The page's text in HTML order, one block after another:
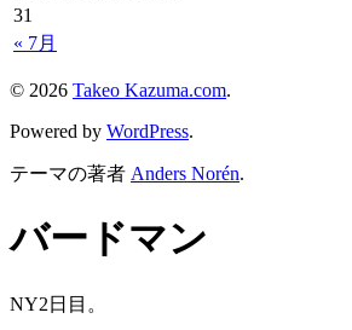
« 7月
31
© 2026 Takeo Kazuma.com.
Powered by WordPress.
テーマの著者 Anders Norén.
バードマン
NY2日目。